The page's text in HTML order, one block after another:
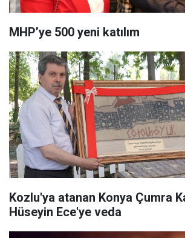
MHP’ye 500 yeni katılım
Kozlu'ya atanan Konya Çumra
Hüseyin Ece'ye veda